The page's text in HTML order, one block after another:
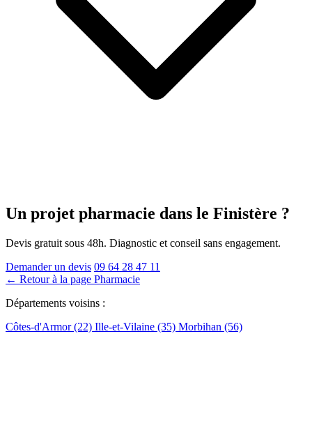
Un projet pharmacie dans le Finistère ?
Devis gratuit sous 48h. Diagnostic et conseil sans engagement.
Demander un devis 09 64 28 47 11
← Retour à la page Pharmacie
Départements voisins :
Côtes-d'Armor (22) Ille-et-Vilaine (35) Morbihan (56)